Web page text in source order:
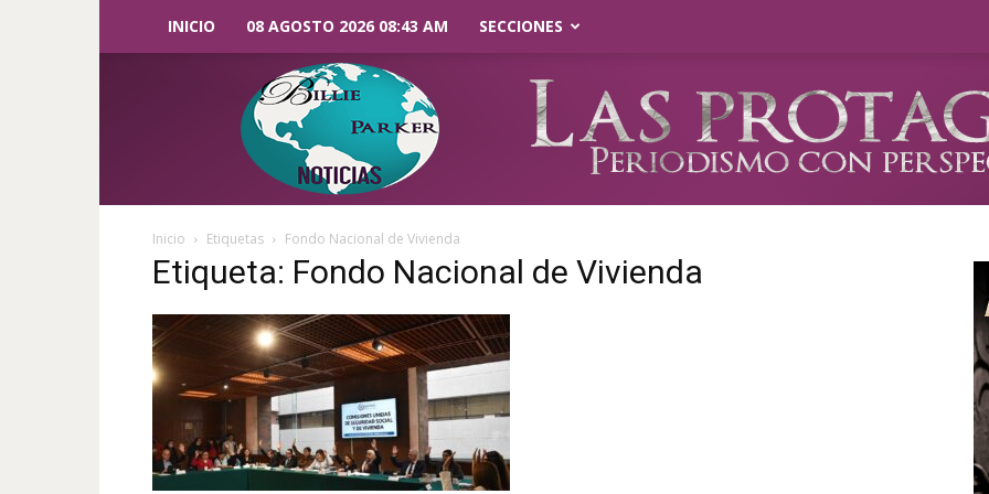
INICIO 08 AGOSTO 2026 08:43 AM SECCIONES
Parker
Noticias
Inicio Etiquetas Fondo Nacional de Vivienda
Etiqueta: Fondo Nacional de Vivienda